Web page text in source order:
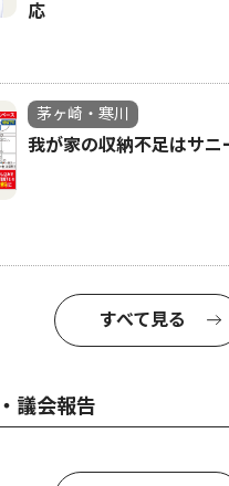
応
茅ヶ崎・寒川
我が家の収納不足はサニ
すべて見る
議会報告